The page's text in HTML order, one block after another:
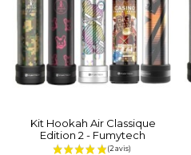
Kit Hookah Air Classique
Edition 2 - Fumytech